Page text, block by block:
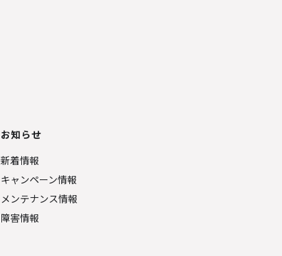
お知らせ
新着情報
キャンペーン情報
メンテナンス情報
障害情報